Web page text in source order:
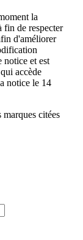
la
fin de respecter
d'améliorer
notice et est
accède
notice le 14
citées